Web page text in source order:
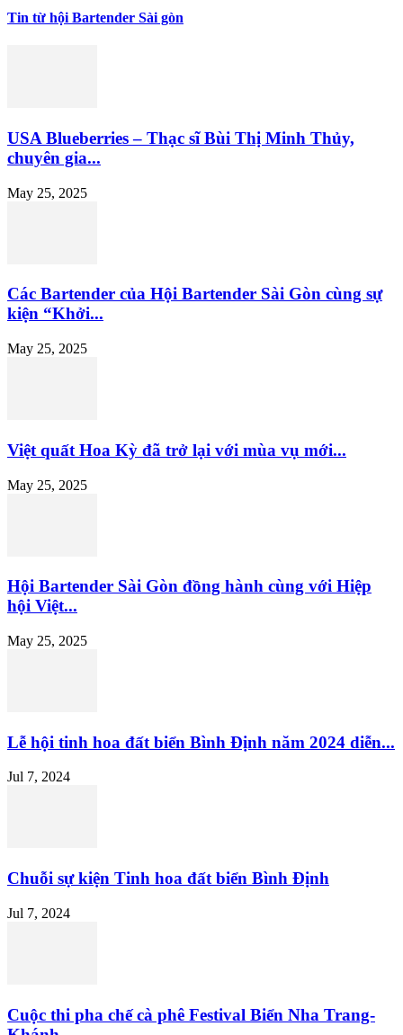
Tin từ hội Bartender Sài gòn
USA Blueberries – Thạc sĩ Bùi Thị Minh Thủy,
chuyên gia...
May 25, 2025
Các Bartender của Hội Bartender Sài Gòn cùng sự
kiện “Khởi...
May 25, 2025
Việt quất Hoa Kỳ đã trở lại với mùa vụ mới...
May 25, 2025
Hội Bartender Sài Gòn đồng hành cùng với Hiệp
hội Việt...
May 25, 2025
Lễ hội tinh hoa đất biển Bình Định năm 2024 diễn...
Jul 7, 2024
Chuỗi sự kiện Tinh hoa đất biển Bình Định
Jul 7, 2024
Cuộc thi pha chế cà phê Festival Biển Nha Trang-